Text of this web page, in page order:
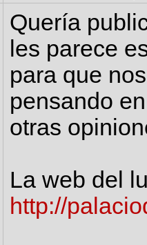
Quería
les parece
para que
pensando
otras
La web del
http://